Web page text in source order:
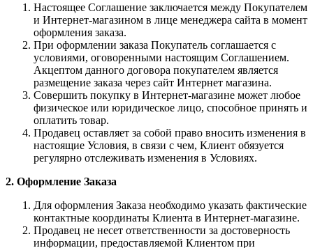
Настоящее Соглашение заключается между Покупателем
и Интернет-магазином в лице менеджера сайта в момент
оформления заказа.
При оформлении заказа Покупатель соглашается с
условиями, оговоренными настоящим Соглашением.
Акцептом данного договора покупателем является
размещение заказа через сайт Интернет магазина.
Совершить покупку в Интернет-магазине может любое
физическое или юридическое лицо, способное принять и
оплатить товар.
Продавец оставляет за собой право вносить изменения в
настоящие Условия, в связи с чем, Клиент обязуется
регулярно отслеживать изменения в Условиях.
2. Оформление Заказа
Для оформления Заказа необходимо указать фактические
контактные координаты Клиента в Интернет-магазине.
Продавец не несет ответственности за достоверность
информации, предоставляемой Клиентом при